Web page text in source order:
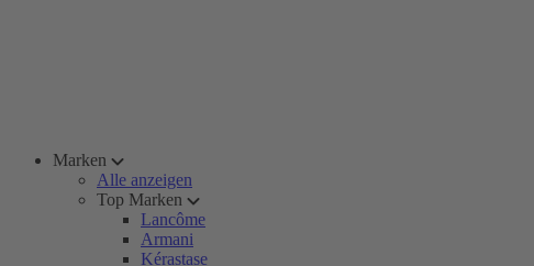
Marken
Alle anzeigen
Top Marken
Lancôme
Armani
Kérastase